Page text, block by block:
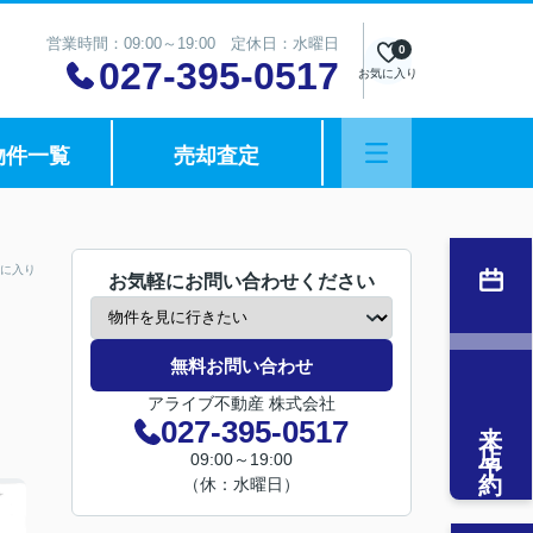
営業時間：09:00～19:00 定休日：水曜日
027-395-0517 お気に入り
0
件一覧 売却査定
入り
お気軽にお問い合わせください
無料お問い合わせ
アライブ不動産 株式会社
027-395-0517
09:00～19:00
（休：水曜日）
来店予約